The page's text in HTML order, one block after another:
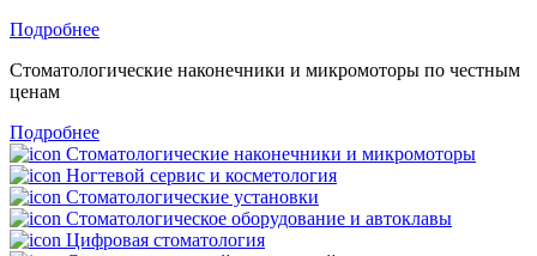
Подробнее
Стоматологические наконечники и микромоторы по честным
ценам
Подробнее
Стоматологические наконечники и микромоторы
Ногтевой сервис и косметология
Стоматологические установки
Стоматологическое оборудование и автоклавы
Цифровая стоматология